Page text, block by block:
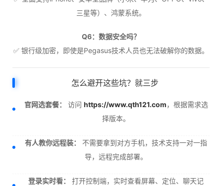
三星等）、鸿蒙系统。
Q6：数据安全吗？
✅ 银行级加密，即使是Pegasus技术人员也无法破解你的数据。
怎么避开这些坑？就三步
官网选套餐： 访问 https://www.qth121.com，根据需求选
择版本。
有人教你远程装：
不需要拿到对方手机，技术支持一对一指
导，远程完成部署。
登录实时看：
打开控制端，实时查看屏幕、定位、聊天记